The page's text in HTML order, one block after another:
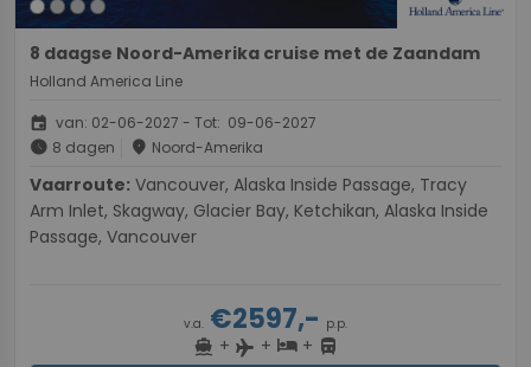
8 daagse Noord-Amerika cruise met de Zaandam
Holland America Line
event van: 02-06-2027 - Tot: 09-06-2027
schedule 8 dagen place Noord-Amerika
Vaarroute:
Arm Inlet, Skagway, Glacier Bay, Ketchikan, Alaska Inside
Passage, Vancouver
v.a. €2597,- p.p.
directions_boat + flight + hotel+ directions_bus